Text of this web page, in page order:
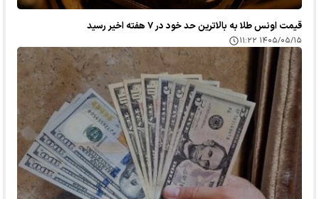
قیمت اونس طلا به بالاترین حد خود در ۷ هفته اخیر رسید
۱۴۰۵/۰۵/۱۵ ۱۱:۲۲